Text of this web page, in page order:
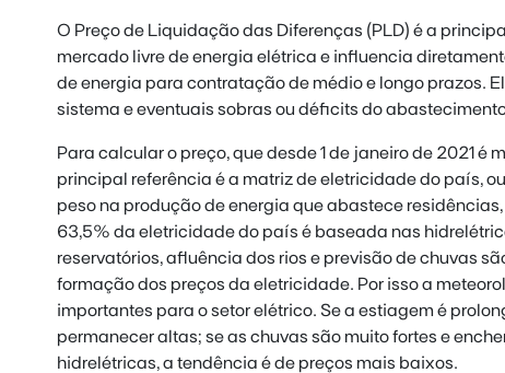
O Preço de Liquidação das Diferenças (PLD) é a
mercado livre de energia elétrica e influencia
de energia para contratação de médio e longo prazos.
sistema e eventuais sobras ou déficits do
Para calcular o preço, que desde 1 de janeiro de 2021 é
principal referência é a matriz de eletricidade do país,
peso na produção de energia que abastece
63,5% da eletricidade do país é baseada nas
reservatórios, afluência dos rios e previsão de chuvas
formação dos preços da eletricidade. Por isso a
importantes para o setor elétrico. Se a estiagem é
permanecer altas; se as chuvas são muito fortes e
hidrelétricas, a tendência é de preços mais baixos.